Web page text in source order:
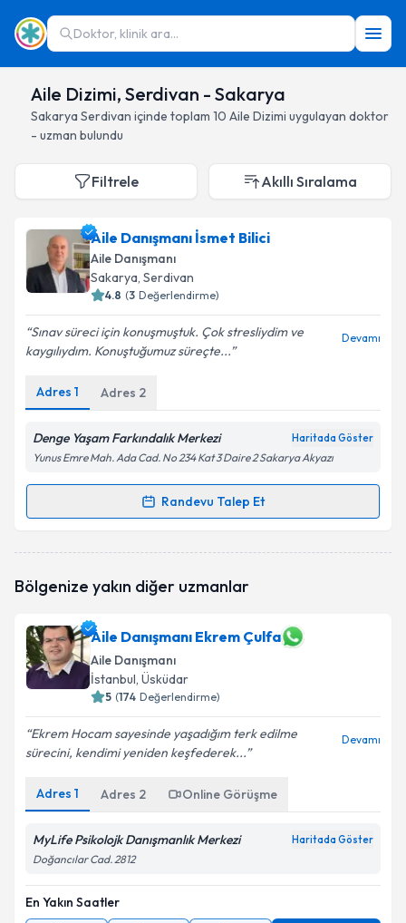
Doktor, klinik ara...
Aile Dizimi, Serdivan - Sakarya
Sakarya Serdivan içinde toplam 10 Aile Dizimi uygulayan doktor
- uzman bulundu
Filtrele Akıllı Sıralama
Aile Danışmanı İsmet Bilici
Aile Danışmanı
Sakarya, Serdivan
4.8 (3 Değerlendirme)
Sınav süreci için konuşmuştuk. Çok stresliydim ve
kaygılıydım. Konuştuğumuz süreçte...
Devamı
Adres 1 Adres 2
Denge Yaşam Farkındalık Merkezi Haritada Göster
Yunus Emre Mah. Ada Cad. No 234 Kat 3 Daire 2 Sakarya Akyazı
Randevu Talep Et
Randevu Takvimi Talebi
talebi oluşturun. Size bu uzmandan randevu almanız
bilgilendireceğiz.
E-posta Adresiniz
Kişisel verilerimin işlenmesine ilişkin
kapsamda işlenmesini kabul ediyorum.
Takvim Talebini Gönder
Bölgenize yakın diğer uzmanlar
Aile Danışmanı Ekrem Çulfa
Aile Danışmanı
İstanbul, Üsküdar
5 (174 Değerlendirme)
Ekrem Hocam sayesinde yaşadığım terk edilme
sürecini, kendimi yeniden keşfederek...
Devamı
Adres 1 Adres 2 Online Görüşme
MyLife Psikolojk Danışmanlık Merkezi Haritada Göster
Doğancılar Cad. 2812
En Yakın Saatler